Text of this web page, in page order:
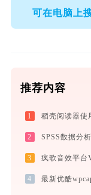
可在电脑上
推荐内容
1
2
3
4 最新优酷